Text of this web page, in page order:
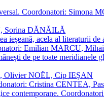
Coordonatori: Simona
Sorina DĂNĂILĂ
ieșeană, acela al literaturii de
Emilian MARCU,
de pe toate meridianele
Olivier NOËL, Cip IEȘAN
Cristina CENTEA,
contemporane.